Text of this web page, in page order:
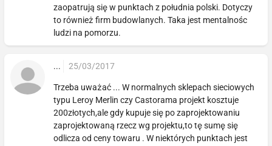
zaopatrują się w punktach z południa polski. Dotyczy
to również firm budowlanych. Taka jest mentalnośc
ludzi na pomorzu.
... 25/03/2017
Trzeba uważać ... W normalnych sklepach sieciowych
typu Leroy Merlin czy Castorama projekt kosztuje
200złotych,ale gdy kupuje się po zaprojektowaniu
zaprojektowaną rzecz wg projektu,to tę sumę się
odlicza od ceny towaru . W niektórych punktach jest